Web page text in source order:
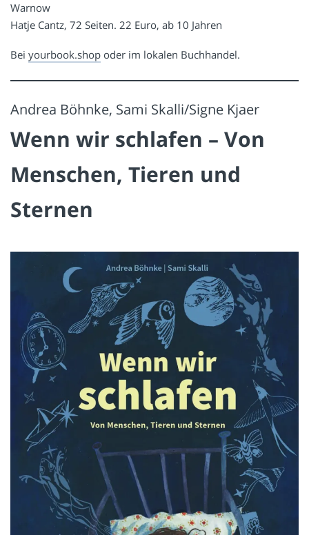
Warnow
Hatje Cantz, 72 Seiten. 22 Euro, ab 10 Jahren
Bei yourbook.shop oder im lokalen Buchhandel.
Andrea Böhnke, Sami Skalli/Signe Kjaer
Wenn wir schlafen – Von
Menschen, Tieren und
Sternen